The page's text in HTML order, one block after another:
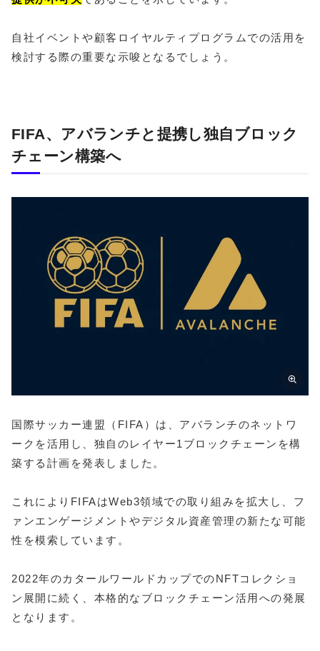
自社イベントや顧客ロイヤルティプログラムでの活用を
検討する際の重要な示唆となるでしょう。
FIFA、アバランチと提携し独自ブロック
チェーン構築へ
国際サッカー連盟（FIFA）は、アバランチのネットワ
ークを活用し、独自のレイヤー1ブロックチェーンを構
築する計画を発表しました。
これによりFIFAはWeb3領域での取り組みを拡大し、フ
ァンエンゲージメントやデジタル資産管理の新たな可能
性を模索しています。
2022年のカタールワールドカップでのNFTコレクショ
ン展開に続く、本格的なブロックチェーン活用への発展
となります。